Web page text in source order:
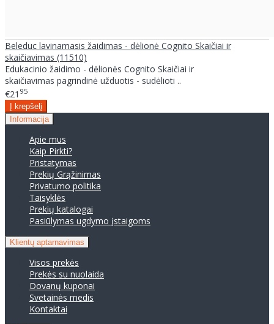
Beleduc lavinamasis žaidimas - dėlionė Cognito Skaičiai ir
skaičiavimas (11510)
Edukacinio žaidimo - dėlionės Cognito Skaičiai ir
skaičiavimas pagrindinė užduotis - sudėlioti ..
€21 95
Informacija
Apie mus
Kaip Pirkti?
Pristatymas
Prekių Grąžinimas
Privatumo politika
Taisyklės
Prekių katalogai
Pasiūlymas ugdymo įstaigoms
Klientų aptarnavimas
Visos prekės
Prekės su nuolaida
Dovanų kuponai
Svetainės medis
Kontaktai